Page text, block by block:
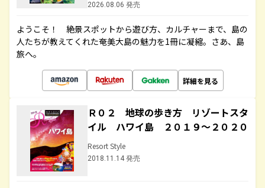
2026.08.06 発売
ようこそ！ 絶景スポットから遊び方、カルチャーまで、島の
人たちが教えてくれた奄美大島の魅力を1冊に凝縮。さあ、島
旅へ。
詳細を見る
Ｒ０２ 地球の歩き方 リゾートスタ
イル ハワイ島 ２０１９～２０２０
Resort Style
2018.11.14 発売